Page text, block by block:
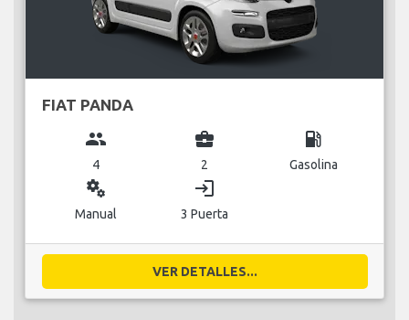
FIAT PANDA
group
4
business_center
2
local_gas_station
Gasolina
miscellaneous_services
Manual
login
3 Puerta
VER DETALLES...